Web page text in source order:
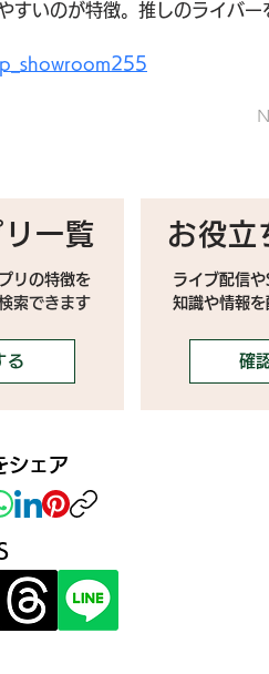
いのが特徴。推しのライバ
一覧
リの特徴を
索できます
る
お役立
ライブ配信
知識や情報
確
シェア